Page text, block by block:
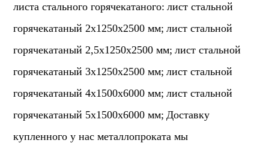
листа стального горячекатаного: лист стальной
горячекатаный 2х1250х2500 мм; лист стальной
горячекатаный 2,5х1250х2500 мм; лист стальной
горячекатаный 3х1250х2500 мм; лист стальной
горячекатаный 4х1500х6000 мм; лист стальной
горячекатаный 5х1500х6000 мм; Доставку
купленного у нас металлопроката мы